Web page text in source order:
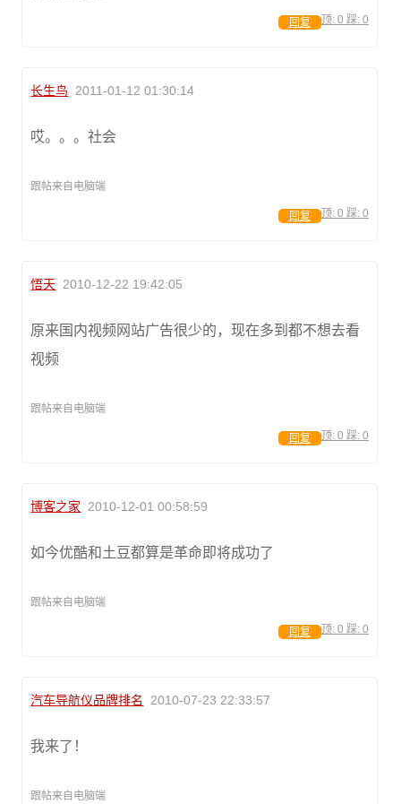
顶: 0 踩: 0
回复
长生鸟 2011-01-12 01:30:14
哎。。。社会
跟帖来自电脑端
顶: 0 踩: 0
回复
悟天 2010-12-22 19:42:05
原来国内视频网站广告很少的，现在多到都不想去看
视频
跟帖来自电脑端
顶: 0 踩: 0
回复
博客之家 2010-12-01 00:58:59
如今优酷和土豆都算是革命即将成功了
跟帖来自电脑端
顶: 0 踩: 0
回复
汽车导航仪品牌排名 2010-07-23 22:33:57
我来了！
跟帖来自电脑端